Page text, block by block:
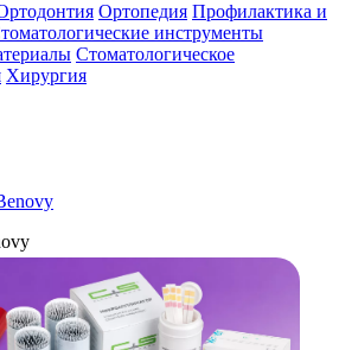
Ортопедия Профилактика и
инструменты
Стоматологическое
Хирургия